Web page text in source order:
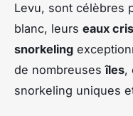
Levu, sont célèbres
blanc, leurs eaux
snorkeling
de nombreusesîles,
snorkeling uniques